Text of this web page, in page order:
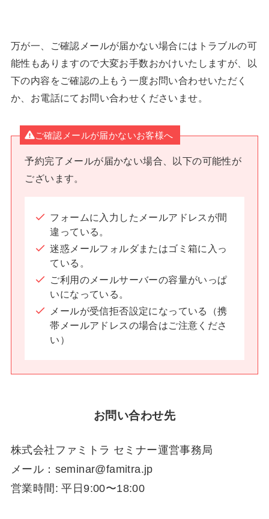
万が一、ご確認メールが届かない場合にはトラブルの可
能性もありますので大変お手数おかけいたしますが、以
下の内容をご確認の上もう一度お問い合わせいただく
か、お電話にてお問い合わせくださいませ。
ご確認メールが届かないお客様へ
予約完了メールが届かない場合、以下の可能性が
ございます。
フォームに入力したメールアドレスが間
違っている。
迷惑メールフォルダまたはゴミ箱に入っ
ている。
ご利用のメールサーバーの容量がいっぱ
いになっている。
メールが受信拒否設定になっている（携
帯メールアドレスの場合はご注意くださ
い）
お問い合わせ先
株式会社ファミトラ セミナー運営事務局
メール：seminar@famitra.jp
営業時間: 平日9:00〜18:00